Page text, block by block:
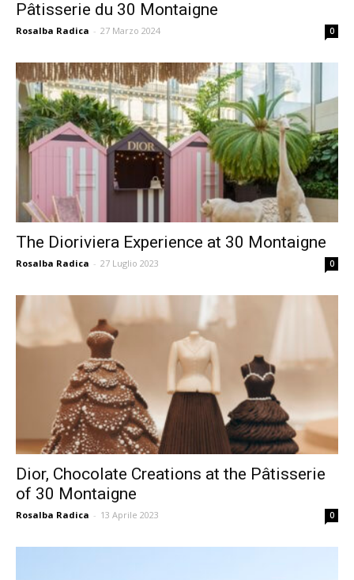
Pâtisserie du 30 Montaigne
Rosalba Radica - 27 Marzo 2024 0
The Dioriviera Experience at 30 Montaigne
Rosalba Radica - 27 Luglio 2023 0
Dior, Chocolate Creations at the Pâtisserie
of 30 Montaigne
Rosalba Radica - 13 Aprile 2023 0